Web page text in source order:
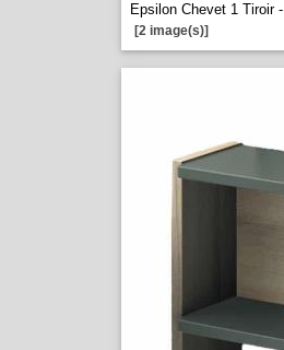
Epsilon Chevet 1 Tiroir -
[2 image(s)]